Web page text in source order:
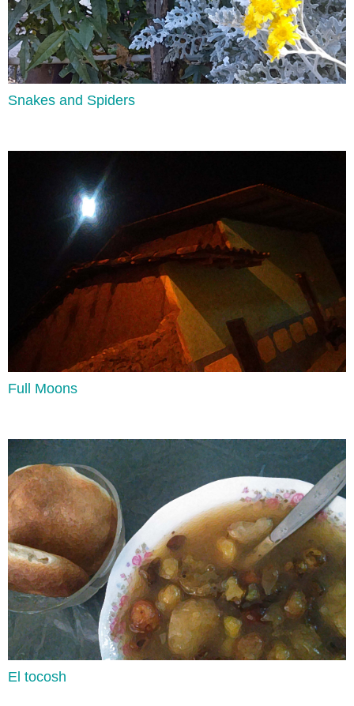
Lee aquí
Snakes and Spiders
Can
Lee aquí
Full Moons
El tocosh